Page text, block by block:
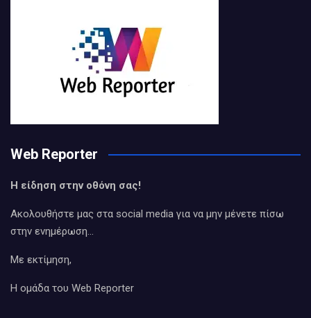
Web Reporter
Η είδηση στην οθόνη σας!
Ακολουθήστε μας στα social media για να μην μένετε πίσω
στην ενημέρωση…
Με εκτίμηση,
Η ομάδα του Web Reporter